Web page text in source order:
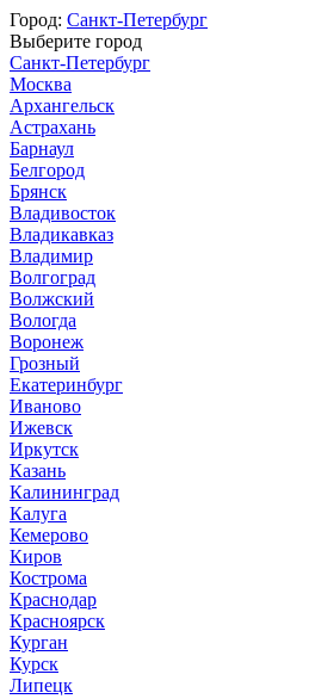
Город: Санкт-Петербург
Выберите город
Санкт-Петербург
Москва
Архангельск
Астрахань
Барнаул
Белгород
Брянск
Владивосток
Владикавказ
Владимир
Волгоград
Волжский
Вологда
Воронеж
Грозный
Екатеринбург
Иваново
Ижевск
Иркутск
Казань
Калининград
Калуга
Кемерово
Киров
Кострома
Краснодар
Красноярск
Курган
Курск
Липецк